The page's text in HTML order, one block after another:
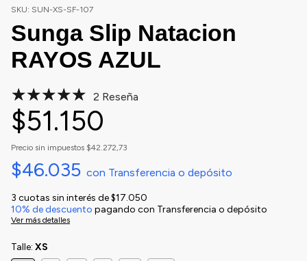
SKU: SUN-XS-SF-107
Sunga Slip Natacion
RAYOS AZUL
2 Reseña
$51.150
Precio sin impuestos $42.272,73
$46.035 con Transferencia o depósito
3 cuotas sin interés de$17.050
10% de descuento pagando con Transferencia o depósito
Ver más detalles
Talle: XS